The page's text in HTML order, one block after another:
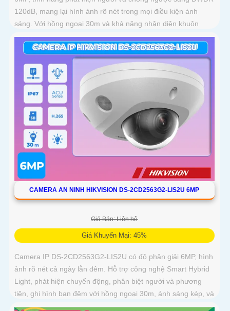
120dB, mang lại hình ảnh rõ nét trong mọi điều kiện ánh
sáng. Với hồng ngoại 30m và khả năng nhận diện khuôn
mặt, camera hỗ trợ quan sát ban đêm màu sắc tự nhiên, phù
hợp cho công trình
CAMERA AN NINH HIKVISION DS-2CD2563G2-LIS2U 6MP
Giá Bán: Liên hệ
Giá Khuyến Mại: 45%
Camera IP DS-2CD2563G2-LIS2U có độ phân giải 6MP, hình
ảnh rõ nét cả ngày lẫn đêm. Hỗ trợ công nghệ Smart Hybrid
Light, phát hiện chuyển động, phân biệt người và phương
tiện, ghi hình ban đêm với hồng ngoại 30m, ánh sáng kép, và
phát hiện xâm nhập